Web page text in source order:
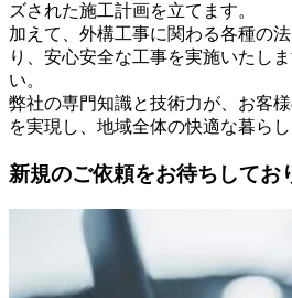
ズされた施工計画を立てます。
加えて、外構工事に関わる各種の
り、安心安全な工事を実施いたし
い。
弊社の専門知識と技術力が、お客
を実現し、地域全体の快適な暮ら
新規のご依頼をお待ちしてお